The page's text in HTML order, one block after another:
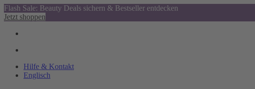
Flash Sale: Beauty Deals sichern & Bestseller entdecken
Jetzt shoppen
Hilfe & Kontakt
Englisch